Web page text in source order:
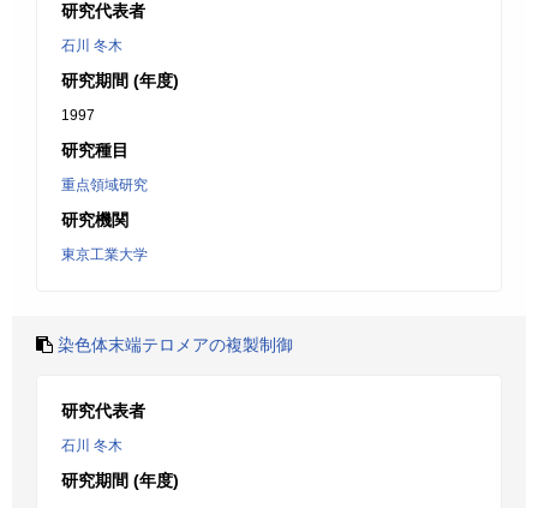
研究代表者
石川 冬木
研究期間 (年度)
1997
研究種目
重点領域研究
研究機関
東京工業大学
染色体末端テロメアの複製制御
研究代表者
石川 冬木
研究期間 (年度)